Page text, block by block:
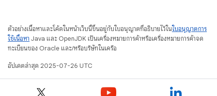
ตัวอย่างเนื้อหาและโค้ดในหน้าเว็บนี้ขึ้นอยู่กับใบอนุญาตที่อธิบายไว้ในใบอนุญาตการ
ใช้เนื้อหา Java และ OpenJDK เป็นเครื่องหมายการค้าหรือเครื่องหมายการค้าจด
ทะเบียนของ Oracle และ/หรือบริษัทในเครือ
อัปเดตล่าสุด 2025-07-26 UTC